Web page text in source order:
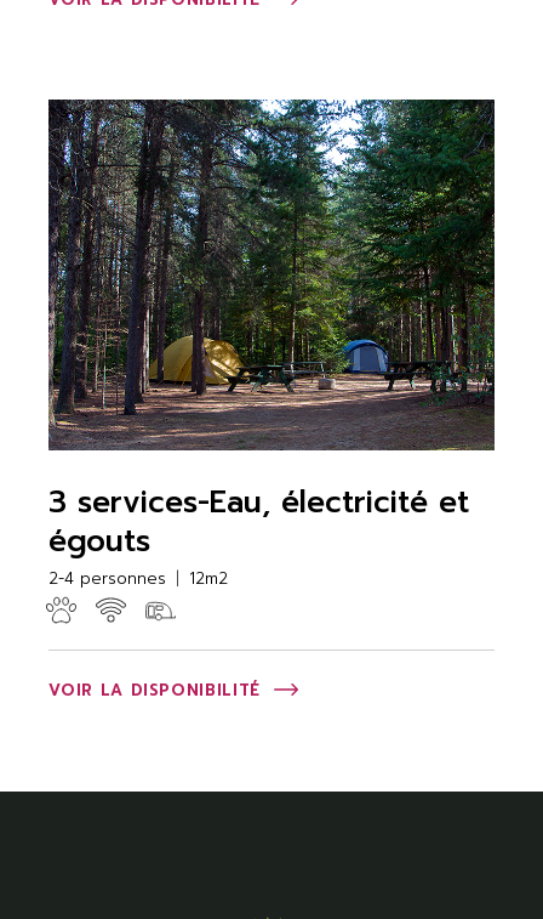
3 services-Eau, électricité et
égouts
2-4 personnes 12m2
VOIR LA DISPONIBILITÉ